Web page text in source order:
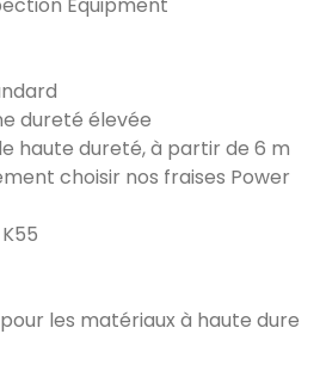
dureté élevée
haute dureté, à partir de 6 m
choisir nos fraises Power
les matériaux à haute dure